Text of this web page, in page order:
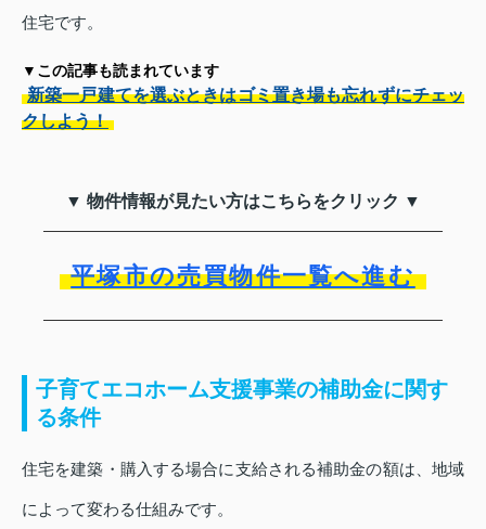
住宅です。
▼この記事も読まれています
新築一戸建てを選ぶときはゴミ置き場も忘れずにチェッ
クしよう！
▼ 物件情報が見たい方はこちらをクリック ▼
平塚市の売買物件一覧へ進む
子育てエコホーム支援事業の補助金に関す
る条件
住宅を建築・購入する場合に支給される補助金の額は、地域
によって変わる仕組みです。